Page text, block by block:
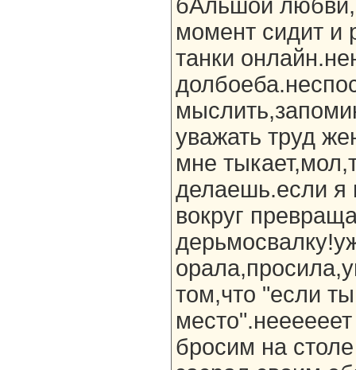
бАльшой
момент сидит и
танки
уважать труд
мне
делаешь.если я
вокруг
том,что "если
бросим на